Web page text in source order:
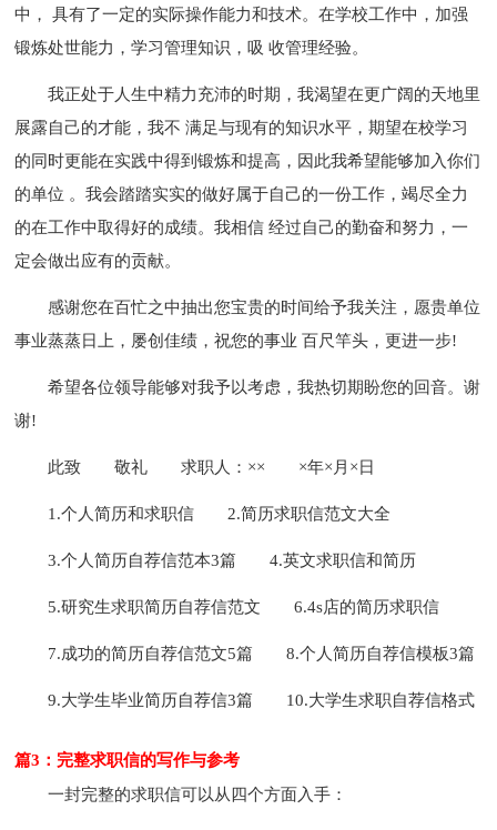
中， 具有了一定的实际操作能力和技术。在学校工作中，加强
锻炼处世能力，学习管理知识，吸 收管理经验。
我正处于人生中精力充沛的时期，我渴望在更广阔的天地里
展露自己的才能，我不 满足与现有的知识水平，期望在校学习
的同时更能在实践中得到锻炼和提高，因此我希望能够加入你们
的单位 。我会踏踏实实的做好属于自己的一份工作，竭尽全力
的在工作中取得好的成绩。我相信 经过自己的勤奋和努力，一
定会做出应有的贡献。
感谢您在百忙之中抽出您宝贵的时间给予我关注，愿贵单位
事业蒸蒸日上，屡创佳绩，祝您的事业 百尺竿头，更进一步!
希望各位领导能够对我予以考虑，我热切期盼您的回音。谢
谢!
此致 敬礼 求职人：×× ×年×月×日
1.个人简历和求职信 2.简历求职信范文大全
3.个人简历自荐信范本3篇 4.英文求职信和简历
5.研究生求职简历自荐信范文 6.4s店的简历求职信
7.成功的简历自荐信范文5篇 8.个人简历自荐信模板3篇
9.大学生毕业简历自荐信3篇 10.大学生求职自荐信格式
篇3：完整求职信的写作与参考
一封完整的求职信可以从四个方面入手：